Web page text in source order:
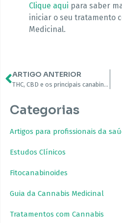
Clique aqui para saber
iniciar o seu tratamento
Medicinal.
ARTIGO ANTERIOR
THC, CBD e os principais canabinoides presentes na Cannabis Medicinal
Categorias
Artigos para profissionais da
Estudos Clínicos
Fitocanabinoides
Guia da Cannabis Medicinal
Tratamentos com Cannabis